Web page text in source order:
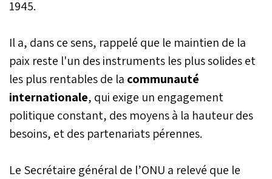
1945.
Il a, dans ce sens, rappelé que le maintien de la
paix reste l'un des instruments les plus solides et
les plus rentables de la communauté
internationale, qui exige un engagement
politique constant, des moyens à la hauteur des
besoins, et des partenariats pérennes.
Le Secrétaire général de l’ONU a relevé que le